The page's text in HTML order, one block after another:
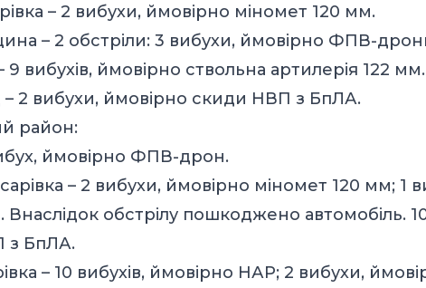
– 2 вибухи, ймовірно міномет 120 мм.
– 2 обстріли: 3 вибухи, ймовірно ФПВ-
9 вибухів, ймовірно ствольна артилерія 122 мм.
– 2 вибухи, ймовірно скиди НВП з БпЛА.
район:
ймовірно ФПВ-дрон.
– 2 вибухи, ймовірно міномет 120 мм; 1
обстрілу пошкоджено автомобіль.
з БпЛА.
– 10 вибухів, ймовірно НАР; 2 вибухи,